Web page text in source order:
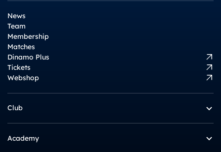
News
Team
Membership
Matches
Dinamo Plus
Tickets
Webshop
Club
Academy